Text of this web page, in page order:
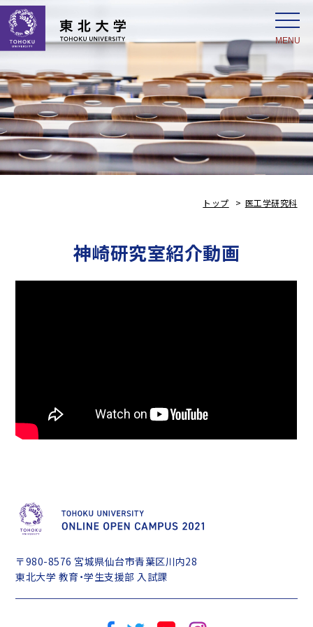
MENU
トップ 医工学研究科
神崎研究室紹介動画
〒980-8576 宮城県仙台市青葉区川内28
東北大学 教育・学生支援部 入試課